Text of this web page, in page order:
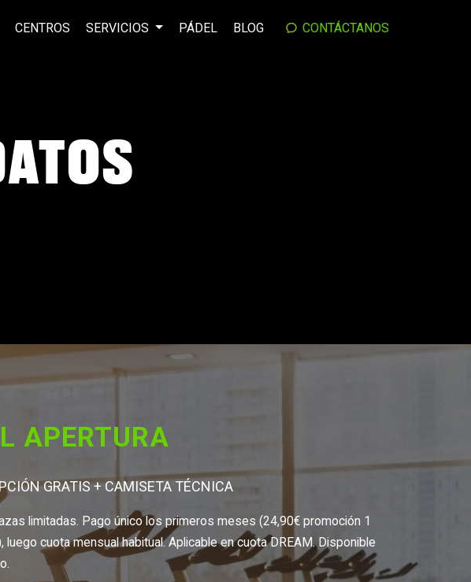
CENTROS SERVICIOS PÁDEL BLOG CONTÁCTANOS
APERTURA
GRATIS + CAMISETA TÉCNICA
limitadas. Pago único los primeros meses (24,90€ promoción 1
cuota mensual habitual. Aplicable en cuota DREAM. Disponible